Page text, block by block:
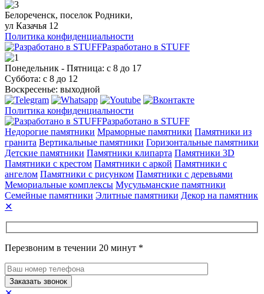
Белореченск, поселок Родники,
ул Казачья 12
Политика конфиденциальности
Разработано в STUFF
Понедельник - Пятница: с 8 до 17
Суббота: с 8 до 12
Воскресенье: выходной
Политика конфиденциальности
Разработано в STUFF
Недорогие памятники Мраморные памятники Памятники из
гранита Вертикальные памятники Горизонтальные памятники
Детские памятники Памятники клипарта Памятники 3D
Памятники с крестом Памятники с аркой Памятники с
ангелом Памятники с рисунком Памятники с деревьями
Мемориальные комплексы Мусульманские памятники
Семейные памятники Элитные памятники Декор на памятник
✕
Перезвоним в течении 20 минут *